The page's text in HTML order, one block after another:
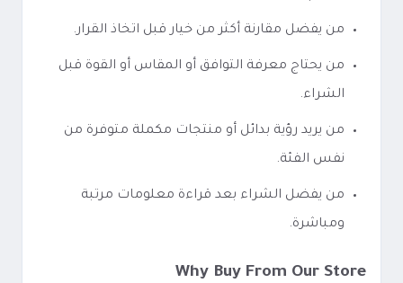
من يفضل مقارنة أكثر من خيار قبل اتخاذ القرار.
من يحتاج معرفة التوافق أو المقاس أو القوة قبل
الشراء.
من يريد رؤية بدائل أو منتجات مكملة متوفرة من
نفس الفئة.
من يفضل الشراء بعد قراءة معلومات مرتبة
ومباشرة.
Why Buy From Our Store